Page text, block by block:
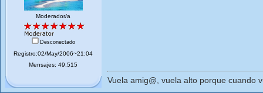
Moderador/a
Desconectado
Registro:02/May/2006~21:04
Mensajes: 49.515
Vuela amig@, vuela alto porque cuando